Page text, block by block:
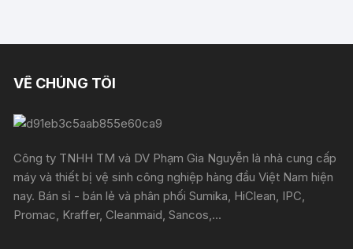
VỀ CHÚNG TÔI
Công ty TNHH TM và DV Phạm Gia Nguyễn là nhà cung cấp
máy và thiết bị vệ sinh công nghiệp hàng đầu Việt Nam hiện
nay. Bán sỉ - bán lẻ và phân phối Sumika, HiClean, IPC,
Promac, Kraffer, Cleanmaid, Sancos,...